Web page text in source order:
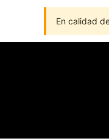
En calidad